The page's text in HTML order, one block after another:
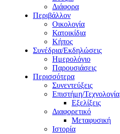
Διάφορα
Περιβάλλον
Οικολογία
Κατοικίδια
Κήπος
Συνέδρια/Εκδηλώσεις
Ημερολόγιο
Παρουσιάσεις
Περισσότερα
Συνεντεύξεις
Επιστήμη/Τεχνολογία
Εξελίξεις
Διαφορετικό
Μεταφυσική
Ιστορία